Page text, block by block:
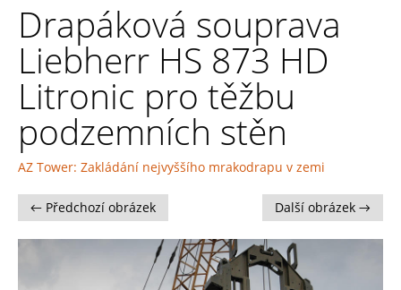
Drapáková souprava
Liebherr HS 873 HD
Litronic pro těžbu
podzemních stěn
AZ Tower: Zakládání nejvyššího mrakodrapu v zemi
← Předchozí obrázek Další obrázek →